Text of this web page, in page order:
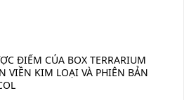
ĐIỂM CỦA BOX TERRARIUM
VIỀN KIM LOẠI VÀ PHIÊN BẢN